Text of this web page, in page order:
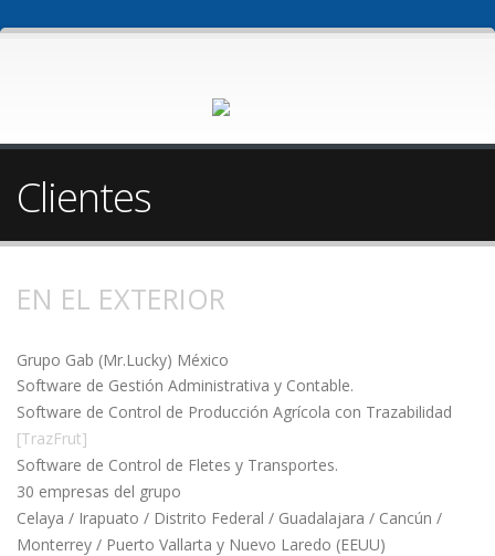
Clientes
EN EL EXTERIOR
Grupo Gab (Mr.Lucky) México
Software de Gestión Administrativa y Contable.
Software de Control de Producción Agrícola con Trazabilidad
[TrazFrut]
Software de Control de Fletes y Transportes.
30 empresas del grupo
Celaya / Irapuato / Distrito Federal / Guadalajara / Cancún /
Monterrey / Puerto Vallarta y Nuevo Laredo (EEUU)